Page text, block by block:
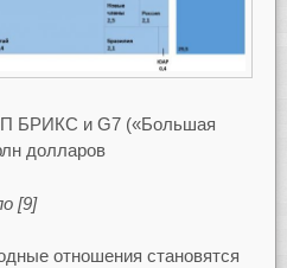
БРИКС и G7 («Большая
долларов
[9]
отношения становятся